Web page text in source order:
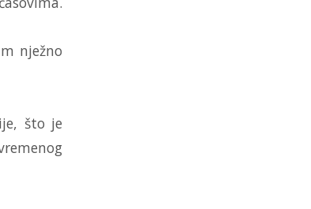
nježno
što je